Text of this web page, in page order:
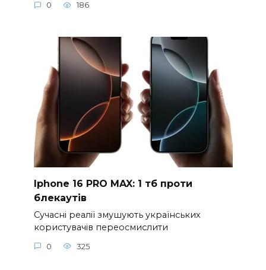
0 186
Iphone 16 PRO MAX: 1 тб проти
блекаутів
Сучасні реалії змушують українських
користувачів переосмислити
0 325